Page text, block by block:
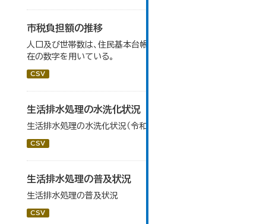
市税負担額の推移
人口及び世帯数は、住民基本台帳月報における各年度末現
在の数字を用いている。
CSV
生活排水処理の水洗化状況
生活排水処理の水洗化状況（令和５年度末現在）
CSV
生活排水処理の普及状況
生活排水処理の普及状況
CSV